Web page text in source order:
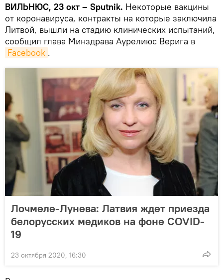
ВИЛЬНЮС, 23 окт – Sputnik. Некоторые вакцины
от коронавируса, контракты на которые заключила
Литвой, вышли на стадию клинических испытаний,
сообщил глава Минздрава Аурелиюс Верига в
Facebook .
Лочмеле-Лунева: Латвия ждет приезда
белорусских медиков на фоне COVID-
19
23 октября 2020, 16:30